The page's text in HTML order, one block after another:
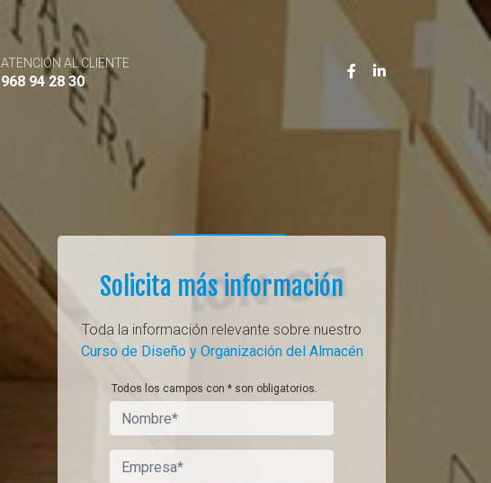
ATENCIÓN AL CLIENTE
968 94 28 30
Solicita más información
Toda la información relevante sobre nuestro
Curso de Diseño y Organización del Almacén
Todos los campos con * son obligatorios.